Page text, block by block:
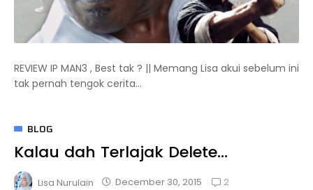
REVIEW IP MAN3 , Best tak ? || Memang Lisa akui sebelum ini
tak pernah tengok cerita...
BLOG
Kalau dah Terlajak Delete...
Lisa Nurulain December 30, 2015 2